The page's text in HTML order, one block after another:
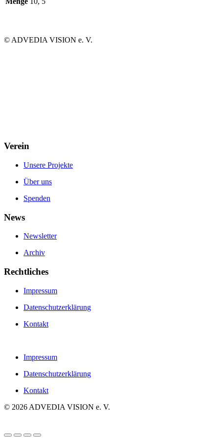
© ADVEDIA VISION e. V.
Verein
Unsere Projekte
Über uns
Spenden
News
Newsletter
Archiv
Rechtliches
Impressum
Datenschutzerklärung
Kontakt
Impressum
Datenschutzerklärung
Kontakt
© 2026 ADVEDIA VISION e. V.